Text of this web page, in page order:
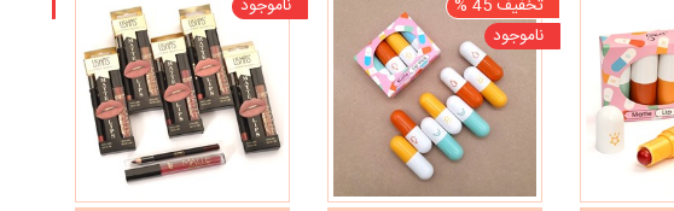
تخفیف 45 %
ناموجود
ناموجود